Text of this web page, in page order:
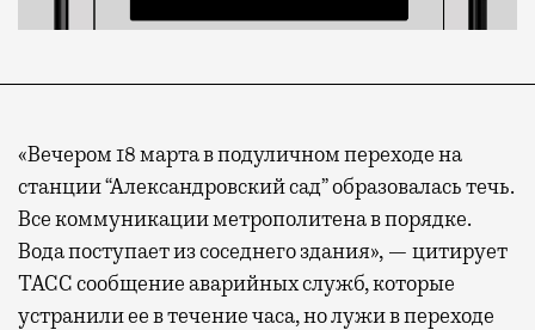
«Вечером 18 марта в подуличном переходе на
станции “Александровский сад” образовалась течь.
Все коммуникации метрополитена в порядке.
Вода поступает из соседнего здания», — цитирует
ТАСС сообщение аварийных служб, которые
устранили ее в течение часа, но лужи в переходе